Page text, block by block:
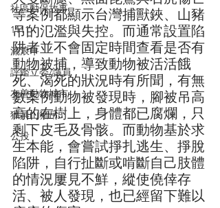
社區動保故事
1111
流浪牛
評鑑立委/議員
友善動物城市
獵具山豬吊
公投
等案例都顯示台灣捕獸鋏、山豬
吊的氾濫與失控。而通常設置陷
阱者並不會固定時間查看是否有
動物被捕，導致動物被活活餓
死、渴死的狀況時有所聞，有無
數案例動物被發現時，腳被吊高
高的在樹上，身體都已腐爛，只
剩下皮毛及骨骸。而動物基於求
生本能，會嘗試掙扎逃生、掙脫
陷阱，自行扯斷或啃斷自己肢體
的情況屢見不鮮，縱使僥倖存
活、被人發現，也已經留下難以